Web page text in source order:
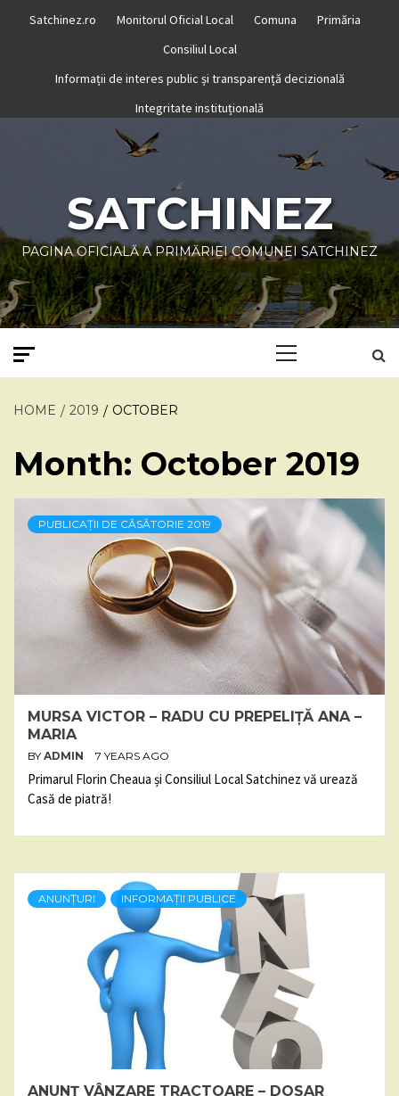
Satchinez.ro Monitorul Oficial Local Comuna
Primăria
Consiliul Local
Informații de interes public și transparență decizională
Integritate instituțională
SATCHINEZ
PAGINA OFICIALĂ A PRIMĂRIEI COMUNEI SATCHINEZ
HOME 2019 OCTOBER
Month: October 2019
PUBLICAȚII DE CĂSĂTORIE 2019
MURSA VICTOR – RADU CU PREPELIȚĂ ANA –
MARIA
BY ADMIN 7 YEARS AGO
Primarul Florin Cheaua și Consiliul Local Satchinez vă urează
Casă de piatră!
ANUNȚURI INFORMAȚII PUBLICE
ANUNȚ VÂNZARE TRACTOARE – DOSAR